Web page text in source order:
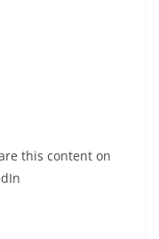
this content on